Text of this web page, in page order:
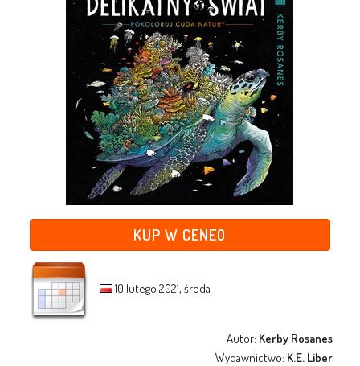
KUP W CENEO
10 lutego 2021, środa
Autor: Kerby Rosanes
Wydawnictwo: K.E. Liber